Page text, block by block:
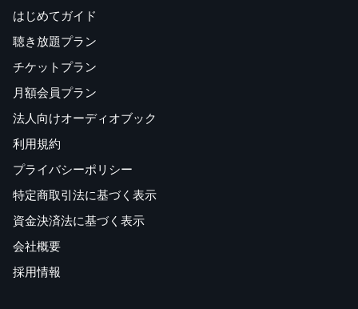
はじめてガイド
聴き放題プラン
チケットプラン
月額会員プラン
法人向けオーディオブック
利用規約
プライバシーポリシー
特定商取引法に基づく表示
資金決済法に基づく表示
会社概要
採用情報